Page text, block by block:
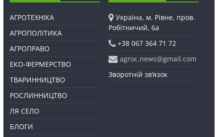
АГРОТЕХНІКА
АГРОПОЛІТИКА
АГРОПРАВО
ЕКО-ФЕРМЕРСТВО
ТВАРИННИЦТВО
РОСЛИННИЦТВО
ЛЯ СЕЛО
БЛОГИ
Україна, м. Рівне, пров.
Робітничий, 6а
+38 067 364 71 72
agroc.news@gmail.com
Зворотній зв’язок